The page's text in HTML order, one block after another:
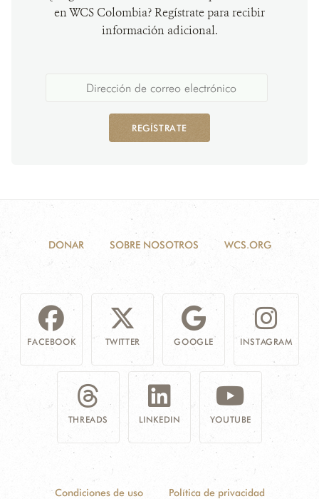
en WCS Colombia? Regístrate para recibir
información adicional.
REGÍSTRATE
DONAR SOBRE NOSOTROS WCS.ORG
FACEBOOK TWITTER GOOGLE INSTAGRAM
THREADS LINKEDIN YOUTUBE
Condiciones de uso Política de privacidad